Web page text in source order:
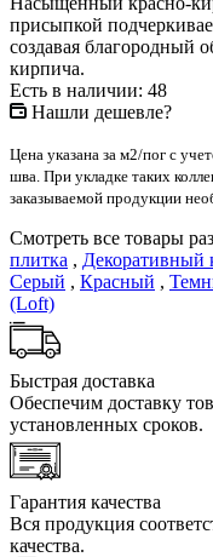
присыпкой
создавая благородный
кирпича.
Есть в наличии: 48
Нашли дешевле?
Цена указана за м2/пог с
шва. При укладке таких
заказываемой продукции
Смотреть все товары
плитка , Декоративный
Серый , Красный ,
(Loft)
Быстрая доставка
Обеспечим доставку
установленных сроков.
Гарантия качества
Вся продукция
качества.